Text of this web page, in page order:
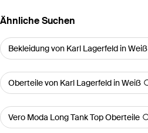
Ähnliche Suchen
Bekleidung von Karl Lagerfeld in Weiß
Oberteile von Karl Lagerfeld in Weiß
Vero Moda Long Tank Top Oberteile